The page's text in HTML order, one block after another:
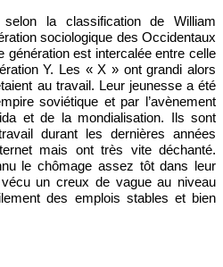
la classification de William
sociologique des Occidentaux
génération est intercalée entre celle
Y. Les « X » ont grandi alors
au travail. Leur jeunesse a été
soviétique et par l’avènement
et de la mondialisation. Ils sont
durant les dernières années
mais ont très vite déchanté.
le chômage assez tôt dans leur
un creux de vague au niveau
des emplois stables et bien